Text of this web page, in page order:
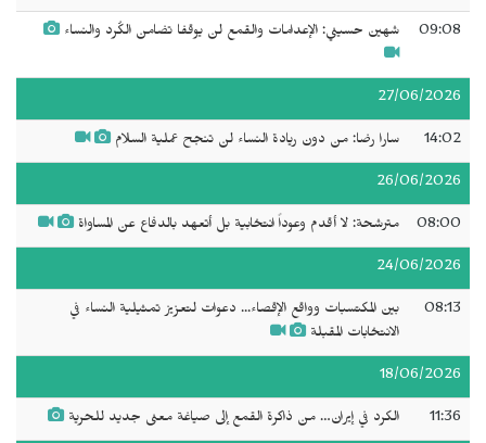
09:08 شهين حسيني: الإعدامات والقمع لن يوقفا تضامن الكُرد والنساء
27/06/2026
14:02 سارا رضا: من دون ريادة النساء لن تنجح عملية السلام
26/06/2026
08:00 مترشحة: لا أقدم وعوداً انتخابية بل أتعهد بالدفاع عن المساواة
24/06/2026
08:13
بين المكتسبات وواقع الإقصاء... دعوات لتعزيز تمثيلية النساء في
الانتخابات المقبلة
18/06/2026
11:36 الكرد في إيران… من ذاكرة القمع إلى صياغة معنى جديد للحرية